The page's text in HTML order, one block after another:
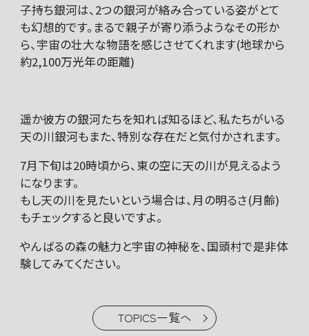
子持ち銀河は、2つの銀河が絡み合っている姿がとて
も幻想的です。まるで親子が寄り添うようなその形か
ら、宇宙の壮大な物語を感じさせてくれます(地球から
約2,100万光年の距離)
遥か彼方の銀河たちを知れば知るほど、私たちがいる
天の川銀河もまた、特別な存在だと気付かされます。
7月下旬は20時頃から、東の空に天の川が見えるよう
になります。
もし天の川を見たいという場合は、月の明るさ(月齢)
もチェックすると良いですよ。
やんばるの森の魅力と宇宙の神秘を、国頭村で是非体
験してみてください。
TOPICS一覧へ